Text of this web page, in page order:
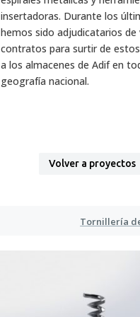
insertadoras. Durante los
hemos sido adjudicatarios de
contratos para surtir de
a los almacenes de Adif en
geografía nacional.
Volver a proyectos
Tornillería